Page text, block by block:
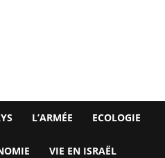
L’ARMÉE ECOLOGIE
VIE EN ISRAËL